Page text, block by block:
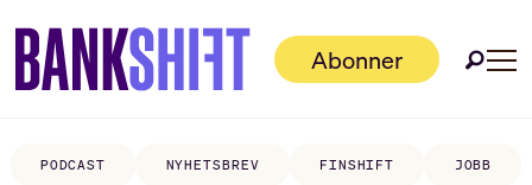
Abonner
PODCAST NYHETSBREV FINSHIFT JOBB